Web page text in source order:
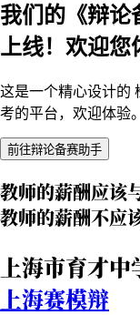
我们的《辩论
上线！欢迎您
这是一个精心设计
考的平台，欢迎体验。
前往辩论备赛助手
教师的薪酬应该
教师的薪酬不应
上海市育才
上海赛模辩